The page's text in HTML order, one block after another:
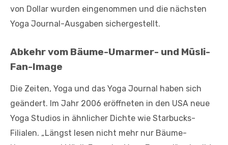
von Dollar wurden eingenommen und die nächsten
Yoga Journal-Ausgaben sichergestellt.
Abkehr vom Bäume-Umarmer- und Müsli-
Fan-Image
Die Zeiten, Yoga und das Yoga Journal haben sich
geändert. Im Jahr 2006 eröffneten in den USA neue
Yoga Studios in ähnlicher Dichte wie Starbucks-
Filialen. „Längst lesen nicht mehr nur Bäume-